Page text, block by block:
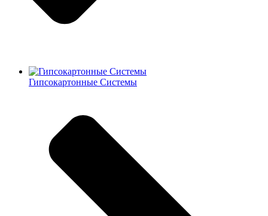
Гипсокартонные Системы